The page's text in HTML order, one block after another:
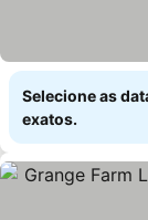
Selecione as
exatos.